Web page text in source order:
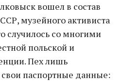
вошел в состав
музейного активиста
случилось со многими
польской и
Пех лишь
паспортные данные: